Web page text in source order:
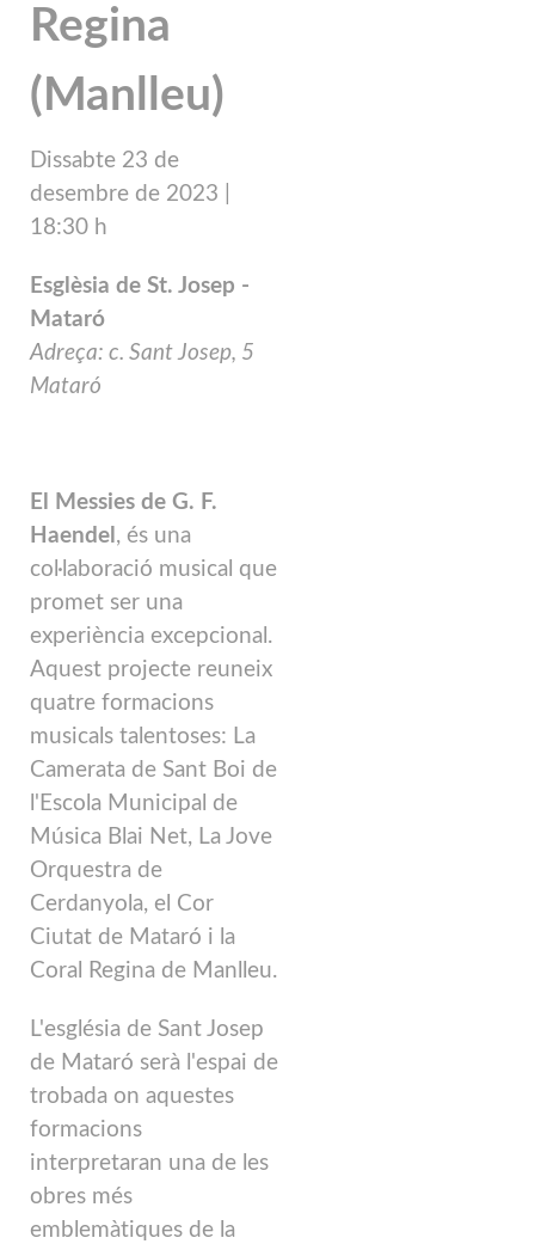
Regina
(Manlleu)
Dissabte 23 de
desembre de 2023 |
18:30 h
Esglèsia de St. Josep -
Mataró
Adreça: c. Sant Josep, 5
Mataró
El Messies de G. F.
Haendel , és una
col·laboració musical que
promet ser una
experiència excepcional.
Aquest projecte reuneix
quatre formacions
musicals talentoses: La
Camerata de Sant Boi de
l'Escola Municipal de
Música Blai Net, La Jove
Orquestra de
Cerdanyola, el Cor
Ciutat de Mataró i la
Coral Regina de Manlleu.
L'església de Sant Josep
de Mataró serà l'espai de
trobada on aquestes
formacions
interpretaran una de les
obres més
emblemàtiques de la